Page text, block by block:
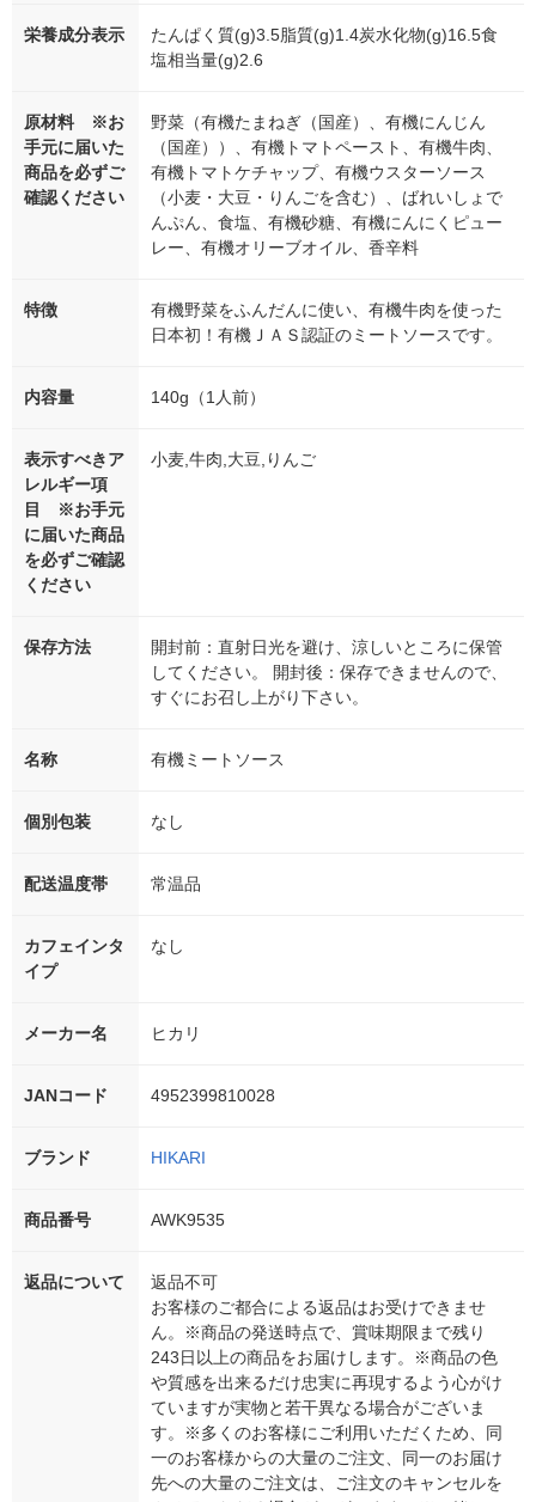
栄養成分表示
たんぱく質(g)3.5脂質(g)1.4炭水化物(g)16.5食
塩相当量(g)2.6
原材料 ※お
手元に届いた
商品を必ずご
確認ください
野菜（有機たまねぎ（国産）、有機にんじん
（国産））、有機トマトペースト、有機牛肉、
有機トマトケチャップ、有機ウスターソース
（小麦・大豆・りんごを含む）、ばれいしょで
んぷん、食塩、有機砂糖、有機にんにくピュー
レー、有機オリーブオイル、香辛料
特徴
有機野菜をふんだんに使い、有機牛肉を使った
日本初！有機ＪＡＳ認証のミートソースです。
内容量 140g（1人前）
表示すべきア
レルギー項
目 ※お手元
に届いた商品
を必ずご確認
ください
小麦,牛肉,大豆,りんご
保存方法
開封前：直射日光を避け、涼しいところに保管
してください。 開封後：保存できませんので、
すぐにお召し上がり下さい。
名称 有機ミートソース
個別包装 なし
配送温度帯 常温品
カフェインタ
イプ
なし
メーカー名 ヒカリ
JANコード 4952399810028
ブランド HIKARI
商品番号 AWK9535
返品について
返品不可
お客様のご都合による返品はお受けできませ
ん。※商品の発送時点で、賞味期限まで残り
243日以上の商品をお届けします。※商品の色
や質感を出来るだけ忠実に再現するよう心がけ
ていますが実物と若干異なる場合がございま
す。※多くのお客様にご利用いただくため、同
一のお客様からの大量のご注文、同一のお届け
先への大量のご注文は、ご注文のキャンセルを